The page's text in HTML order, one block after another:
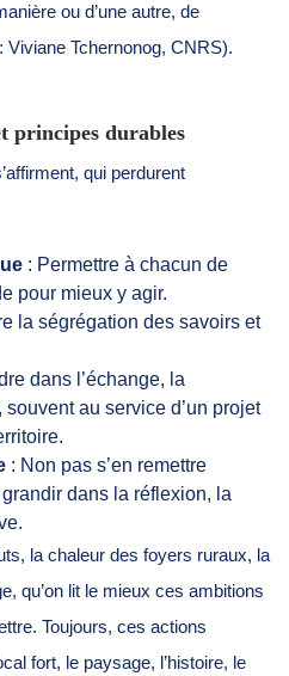
ou d’une autre, de
Viviane Tchernonog, CNRS).
principes durables
qui perdurent
: Permettre à chacun de
pour mieux y agir.
la ségrégation des savoirs et
dans l’échange, la
au service d’un projet
: Non pas s’en remettre
dans la réflexion, la
la chaleur des foyers ruraux, la
qu’on lit le mieux ces ambitions
Toujours, ces actions
fort, le paysage, l’histoire, le